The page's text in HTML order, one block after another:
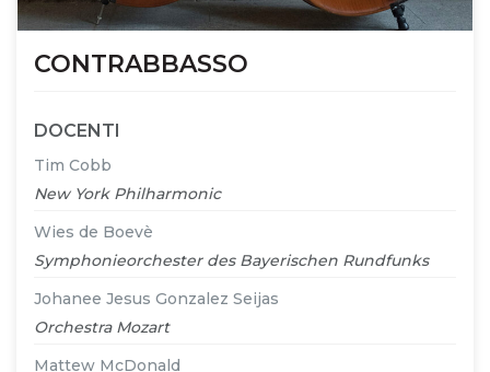
CONTRABBASSO
DOCENTI
Tim Cobb
New York Philharmonic
Wies de Boevè
Symphonieorchester des Bayerischen Rundfunks
Johanee Jesus Gonzalez Seijas
Orchestra Mozart
Mattew McDonald